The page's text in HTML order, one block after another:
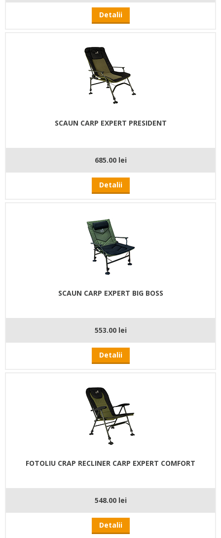
Detalii
SCAUN CARP EXPERT PRESIDENT
685.00 lei
Detalii
SCAUN CARP EXPERT BIG BOSS
553.00 lei
Detalii
FOTOLIU CRAP RECLINER CARP EXPERT COMFORT
548.00 lei
Detalii